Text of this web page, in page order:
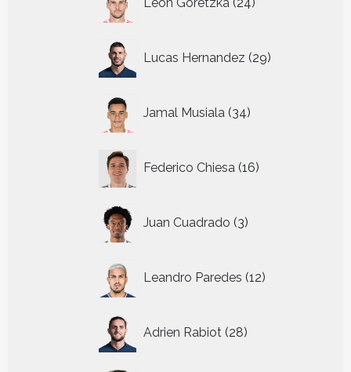
producten
Lucas Hernandez 29
producten
Jamal Musiala 34
producten
Federico Chiesa 16
producten
Juan Cuadrado 3
producten
Leandro Paredes 12
producten
Adrien Rabiot 28
producten